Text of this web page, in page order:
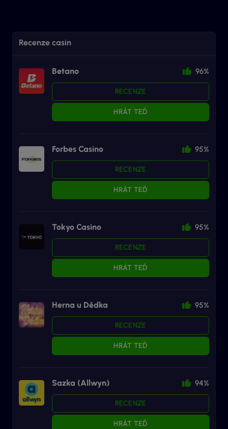
Recenze casin
Betano 96%
RECENZE
HRÁT TEĎ
Forbes Casino 95%
RECENZE
HRÁT TEĎ
Tokyo Casino 95%
RECENZE
HRÁT TEĎ
Herna u Dědka 95%
RECENZE
HRÁT TEĎ
Sazka (Allwyn) 94%
RECENZE
HRÁT TEĎ